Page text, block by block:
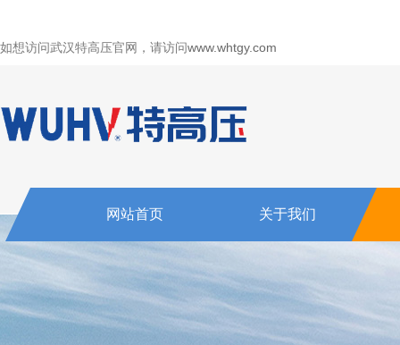
如想访问武汉特高压官网，请访问www.whtgy.com
网站首页 关于我们